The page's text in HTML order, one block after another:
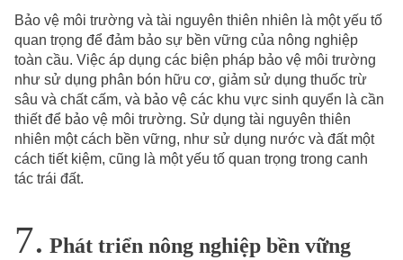
Bảo vệ môi trường và tài nguyên thiên nhiên là một yếu tố
quan trọng để đảm bảo sự bền vững của nông nghiệp
toàn cầu. Việc áp dụng các biện pháp bảo vệ môi trường
như sử dụng phân bón hữu cơ, giảm sử dụng thuốc trừ
sâu và chất cấm, và bảo vệ các khu vực sinh quyển là cần
thiết để bảo vệ môi trường. Sử dụng tài nguyên thiên
nhiên một cách bền vững, như sử dụng nước và đất một
cách tiết kiệm, cũng là một yếu tố quan trọng trong canh
tác trái đất.
Phát triển nông nghiệp bền vững